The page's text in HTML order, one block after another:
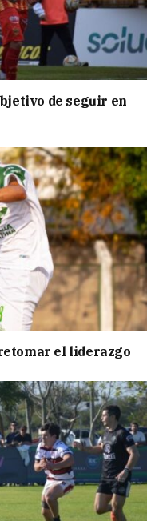
de seguir en
el liderazgo